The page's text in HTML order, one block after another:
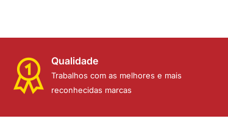
Qualidade
Trabalhos com as melhores e mais
reconhecidas marcas